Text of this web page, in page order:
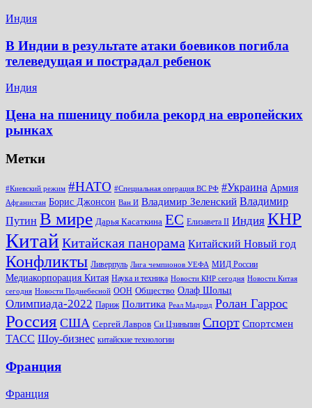
Индия
В Индии в результате атаки боевиков погибла
телеведущая и пострадал ребенок
Индия
Цена на пшеницу побила рекорд на европейских
рынках
Метки
#Киевский режим #НАТО #Специальная операция ВС РФ #Украина Армия
Афганистан Борис Джонсон Ван И Владимир Зеленский Владимир
Путин В мире Дарья Касаткина ЕС Елизавета II Индия КНР
Китай Китайская панорама Китайский Новый год
Конфликты Ливерпуль Лига чемпионов УЕФА МИД России
Медиакорпорация Китая Наука и техника Новости КНР сегодня Новости Китая
сегодня Новости Поднебесной ООН Общество Олаф Шольц
Олимпиада-2022 Париж Политика Реал Мадрид Ролан Гаррос
Россия США Сергей Лавров Си Цзиньпин Спорт Спортсмен
ТАСС Шоу-бизнес китайские технологии
Франция
Франция